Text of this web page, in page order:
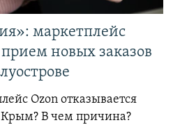
маркетплейс
новых заказов
Ozon отказывается
Крым? В чем причина?